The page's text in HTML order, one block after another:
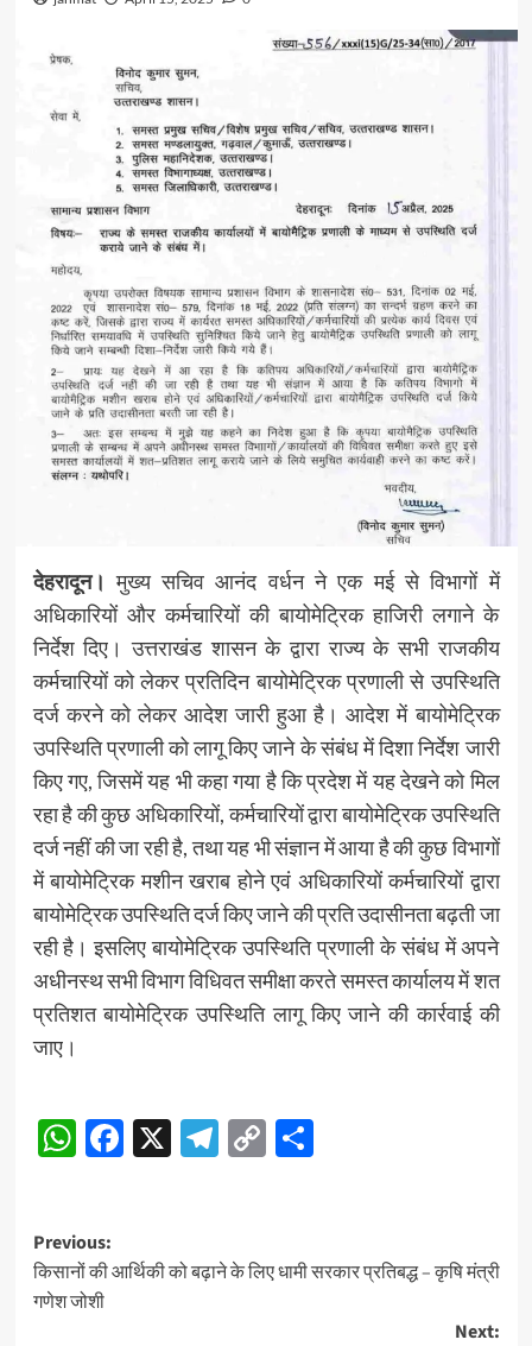
देहरादून।मुख्य सचिव आनंद वर्धन ने एक मई से विभागों में
अधिकारियों और कर्मचारियों की बायोमेट्रिक हाजिरी लगाने के
निर्देश दिए। उत्तराखंड शासन के द्वारा राज्य के सभी राजकीय
कर्मचारियों को लेकर प्रतिदिन बायोमेट्रिक प्रणाली से उपस्थिति
दर्ज करने को लेकर आदेश जारी हुआ है। आदेश में बायोमेट्रिक
उपस्थिति प्रणाली को लागू किए जाने के संबंध में दिशा निर्देश जारी
किए गए, जिसमें यह भी कहा गया है कि प्रदेश में यह देखने को मिल
रहा है की कुछ अधिकारियों, कर्मचारियों द्वारा बायोमेट्रिक उपस्थिति
दर्ज नहीं की जा रही है, तथा यह भी संज्ञान में आया है की कुछ विभागों
में बायोमेट्रिक मशीन खराब होने एवं अधिकारियों कर्मचारियों द्वारा
बायोमेट्रिक उपस्थिति दर्ज किए जाने की प्रति उदासीनता बढ़ती जा
रही है। इसलिए बायोमेट्रिक उपस्थिति प्रणाली के संबंध में अपने
अधीनस्थ सभी विभाग विधिवत समीक्षा करते समस्त कार्यालय में शत
प्रतिशत बायोमेट्रिक उपस्थिति लागू किए जाने की कार्रवाई की
जाए।
Post
Navigation
WhatsApp
Facebook
X Telegram
CopyShare
Post
navigation
Previous:
किसानों की आर्थिकी को बढ़ाने के लिए धामी सरकार प्रतिबद्ध – कृषि मंत्री
गणेश जोशी
Next: